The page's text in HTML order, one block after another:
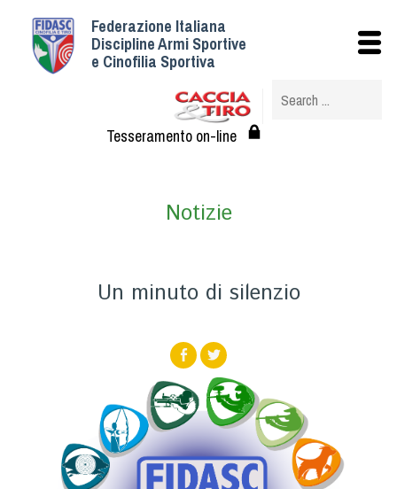
Federazione Italiana
Discipline Armi Sportive
e Cinofilia Sportiva
Tesseramento on-line
Notizie
Un minuto di silenzio
Istituzionale
Struttura
Albo Veterinari federali
Statuto e Regolamenti
Assicurazione
Società
Tesserati
Albo Fornitori
Referenti e gruppi di lavoro regionali
Scuole Federali
Tecnici